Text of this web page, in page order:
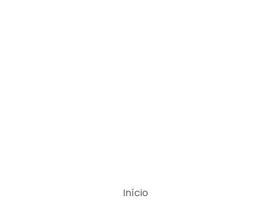
Início